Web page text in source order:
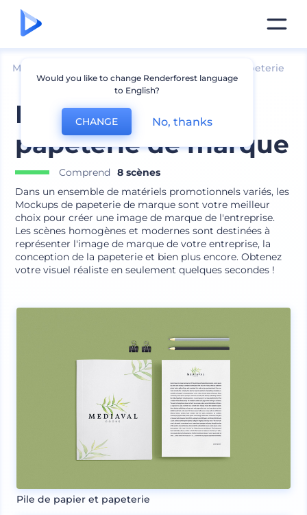
Mockups Maquette de papeterie
Mockups de
papeterie de marque
Comprend
8 scènes
Dans un ensemble de matériels promotionnels variés, les
Mockups de papeterie de marque sont votre meilleur
choix pour créer une image de marque de l'entreprise.
Les scènes homogènes et modernes sont destinées à
représenter l'image de marque de votre entreprise, la
conception de la papeterie et bien plus encore. Obtenez
votre visuel réaliste en seulement quelques secondes !
Pile de papier et papeterie
Would you like to change Renderforest language
to English?
CHANGE No, thanks